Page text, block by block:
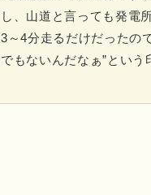
、山道と言っても発電
～4分走るだけだったの
もないんだなぁ”という